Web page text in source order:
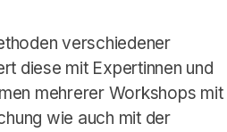
verschiedener
diese mit Expertinnen und
mehrerer Workshops mit
wie auch mit der